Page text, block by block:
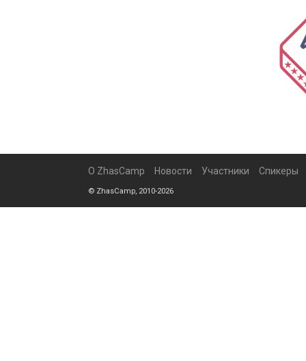
О ZhasCamp Новости Участники Спикеры
© ZhasCamp, 2010-2026